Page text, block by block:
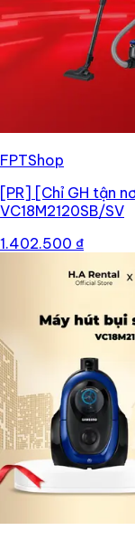
FPTShop
[PR] [Chỉ GH tận
VC18M2120SB/SV
1.402.500 ₫